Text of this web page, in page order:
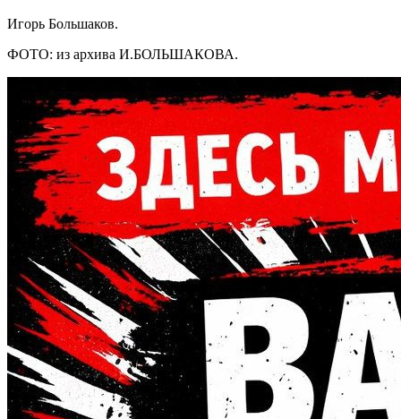
Игорь Большаков.
ФОТО: из архива И.БОЛЬШАКОВА.